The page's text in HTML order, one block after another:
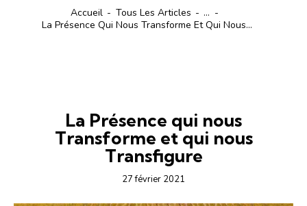
Accueil Tous Les Articles
...
La Présence Qui Nous Transforme Et Qui Nous...
La Présence qui nous
Transforme et qui nous
Transfigure
27 février 2021